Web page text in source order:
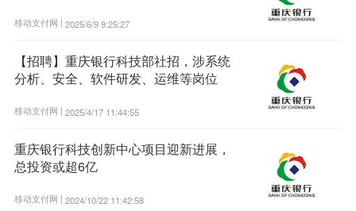
移动支付网 | 2025/6/9 9:25:27
【招聘】重庆银行科技部社招，涉系统
分析、安全、软件研发、运维等岗位
移动支付网 | 2025/4/17 11:44:55
重庆银行科技创新中心项目迎新进展，
总投资或超6亿
移动支付网 | 2024/10/22 11:42:58